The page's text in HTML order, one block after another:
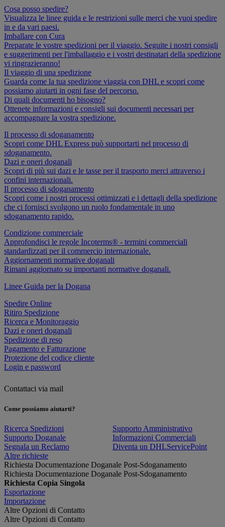
Cosa posso spedire?
Visualizza le linee guida e le restrizioni sulle merci che vuoi spedire
in e da vari paesi.
Imballare con Cura
Preparate le vostre spedizioni per il viaggio. Seguite i nostri consigli
e suggerimenti per l'imballaggio e i vostri destinatari della spedizione
vi ringrazieranno!
Il viaggio di una spedizione
Guarda come la tua spedizione viaggia con DHL e scopri come
possiamo aiutarti in ogni fase del percorso.
Di quali documenti ho bisogno?
Ottenete informazioni e consigli sui documenti necessari per
accompagnare la vostra spedizione.
Il processo di sdoganamento
Scopri come DHL Express può supportarti nel processo di
sdoganamento.
Dazi e oneri doganali
Scopri di più sui dazi e le tasse per il trasporto merci attraverso i
confini internazionali.
Il processo di sdoganamento
Scopri come i nostri processi ottimizzati e i dettagli della spedizione
che ci fornisci svolgono un ruolo fondamentale in uno
sdoganamento rapido.
Condizione commerciale
Approfondisci le regole Incoterms® - termini commerciali
standardizzati per il commercio internazionale.
Aggiornamenti normative doganali
Rimani aggiornato su importanti normative doganali.
Linee Guida per la Dogana
Spedire Online
Ritiro Spedizione
Ricerca e Monitoraggio
Dazi e oneri doganali
Spedizione di reso
Pagamento e Fatturazione
Protezione del codice cliente
Login e password
Contattaci via mail
Come possiamo aiutarti?
Ricerca Spedizioni
Supporto Amministrativo
Supporto Doganale
Informazioni Commerciali
Segnala un Reclamo
Diventa un DHLServicePoint
Altre richieste
Richiesta Documentazione Doganale Post-Sdoganamento
Richiesta Documentazione Doganale Post-Sdoganamento
Richiesta Copia Singola
Esportazione
Importazione
Altre Opzioni di Contatto
Altre Opzioni di Contatto